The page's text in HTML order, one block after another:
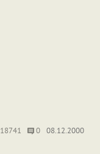
18741 0 08.12.2000